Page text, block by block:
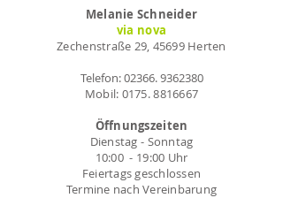
Melanie Schneider
via nova
Zechenstraße 29, 45699 Herten
Telefon:02366. 9362380
Mobil: 0175. 8816667
Öffnungszeiten
Dienstag - Sonntag
10:00 - 19:00 Uhr
Feiertags geschlossen
Termine nach Vereinbarung